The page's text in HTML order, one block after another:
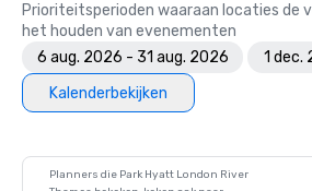
Prioriteitsperioden waaraan locaties de
het houden van evenementen
6 aug. 2026 - 31 aug. 2026
1 dec.
Kalenderbekijken
Planners die Park Hyatt London River